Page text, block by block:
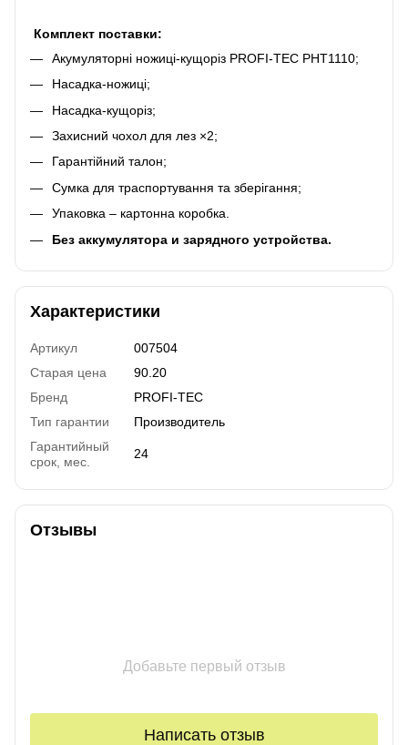
Комплект поставки:
Акумуляторні ножиці-кущоріз PROFI-TEC PHT1110;
Насадка-ножиці;
Насадка-кущоріз;
Захисний чохол для лез ×2;
Гарантійний талон;
Сумка для траспортування та зберігання;
Упаковка – картонна коробка.
Без аккумулятора и зарядного устройства.
Характеристики
Артикул
007504
Старая цена
90.20
Бренд
PROFI-TEC
Тип гарантии
Производитель
Гарантийный
срок, мес.
24
Отзывы
Добавьте первый отзыв
Написать отзыв